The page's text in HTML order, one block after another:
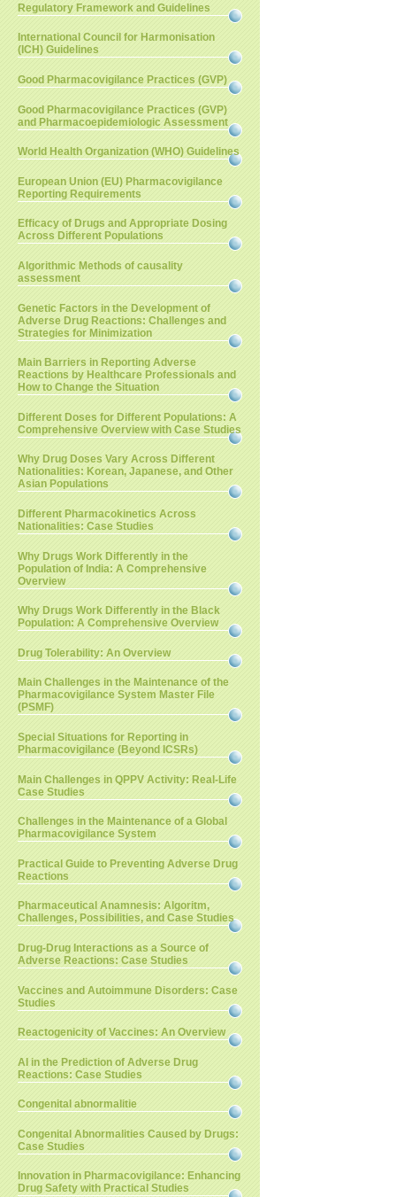
Regulatory Framework and Guidelines
International Council for Harmonisation
(ICH) Guidelines
Good Pharmacovigilance Practices (GVP)
Good Pharmacovigilance Practices (GVP)
and Pharmacoepidemiologic Assessment
World Health Organization (WHO) Guidelines
European Union (EU) Pharmacovigilance
Reporting Requirements
Efficacy of Drugs and Appropriate Dosing
Across Different Populations
Algorithmic Methods of causality
assessment
Genetic Factors in the Development of
Adverse Drug Reactions: Challenges and
Strategies for Minimization
Main Barriers in Reporting Adverse
Reactions by Healthcare Professionals and
How to Change the Situation
Different Doses for Different Populations: A
Comprehensive Overview with Case Studies
Why Drug Doses Vary Across Different
Nationalities: Korean, Japanese, and Other
Asian Populations
Different Pharmacokinetics Across
Nationalities: Case Studies
Why Drugs Work Differently in the
Population of India: A Comprehensive
Overview
Why Drugs Work Differently in the Black
Population: A Comprehensive Overview
Drug Tolerability: An Overview
Main Challenges in the Maintenance of the
Pharmacovigilance System Master File
(PSMF)
Special Situations for Reporting in
Pharmacovigilance (Beyond ICSRs)
Main Challenges in QPPV Activity: Real-Life
Case Studies
Challenges in the Maintenance of a Global
Pharmacovigilance System
Practical Guide to Preventing Adverse Drug
Reactions
Pharmaceutical Anamnesis: Algoritm,
Challenges, Possibilities, and Case Studies
Drug-Drug Interactions as a Source of
Adverse Reactions: Case Studies
Vaccines and Autoimmune Disorders: Case
Studies
Reactogenicity of Vaccines: An Overview
AI in the Prediction of Adverse Drug
Reactions: Case Studies
Congenital abnormalitie
Congenital Abnormalities Caused by Drugs:
Case Studies
Innovation in Pharmacovigilance: Enhancing
Drug Safety with Practical Studies